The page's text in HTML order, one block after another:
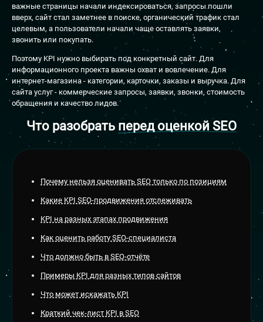
важные страницы начали индексироваться, запросы пошли
вверх, сайт стал заметнее в поиске, органический трафик стал
целевым, а пользователи начали чаще оставлять заявки,
звонить или покупать.
Поэтому KPI нужно выбирать под конкретный сайт. Для
информационного проекта важны охват и вовлечение. Для
интернет-магазина - категории, карточки, заказы и выручка. Для
сайта услуг - коммерческие запросы, заявки, звонки, стоимость
обращения и качество лидов.
Что разобрать перед оценкой SEO
Почему нельзя оценивать SEO только по позициям
Какие KPI SEO-продвижения отслеживать
KPI на разных этапах продвижения
Как оценить работу SEO-специалиста
Что должно быть в SEO-отчёте
Примеры KPI для разных типов сайтов
Что может искажать KPI
Краткий чек-лист KPI в SEO